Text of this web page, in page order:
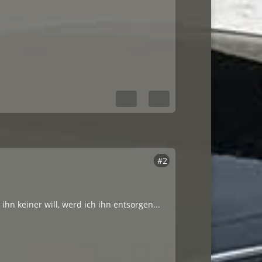
#2
keiner will, werd ich ihn entsorgen...